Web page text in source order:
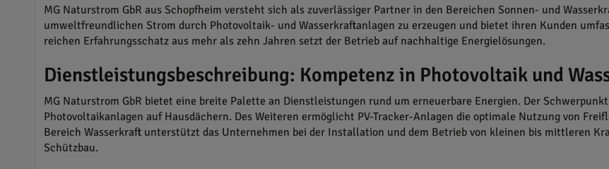
MG Naturstrom GbR aus Schopfheim versteht sich als zuverlässiger Partner in den Bereichen Sonnen- und
umweltfreundlichen Strom durch Photovoltaik- und Wasserkraftanlagen zu erzeugen und bietet ihren Kunden
reichen Erfahrungsschatz aus mehr als zehn Jahren setzt der Betrieb auf nachhaltige Energielösungen.
Dienstleistungsbeschreibung: Kompetenz in Photovoltaik und
MG Naturstrom GbR bietet eine breite Palette an Dienstleistungen rund um erneuerbare Energien. Der
Photovoltaikanlagen auf Hausdächern. Des Weiteren ermöglicht PV-Tracker-Anlagen die optimale Nutzung von
Bereich Wasserkraft unterstützt das Unternehmen bei der Installation und dem Betrieb von kleinen bis mittleren
Schützbau.